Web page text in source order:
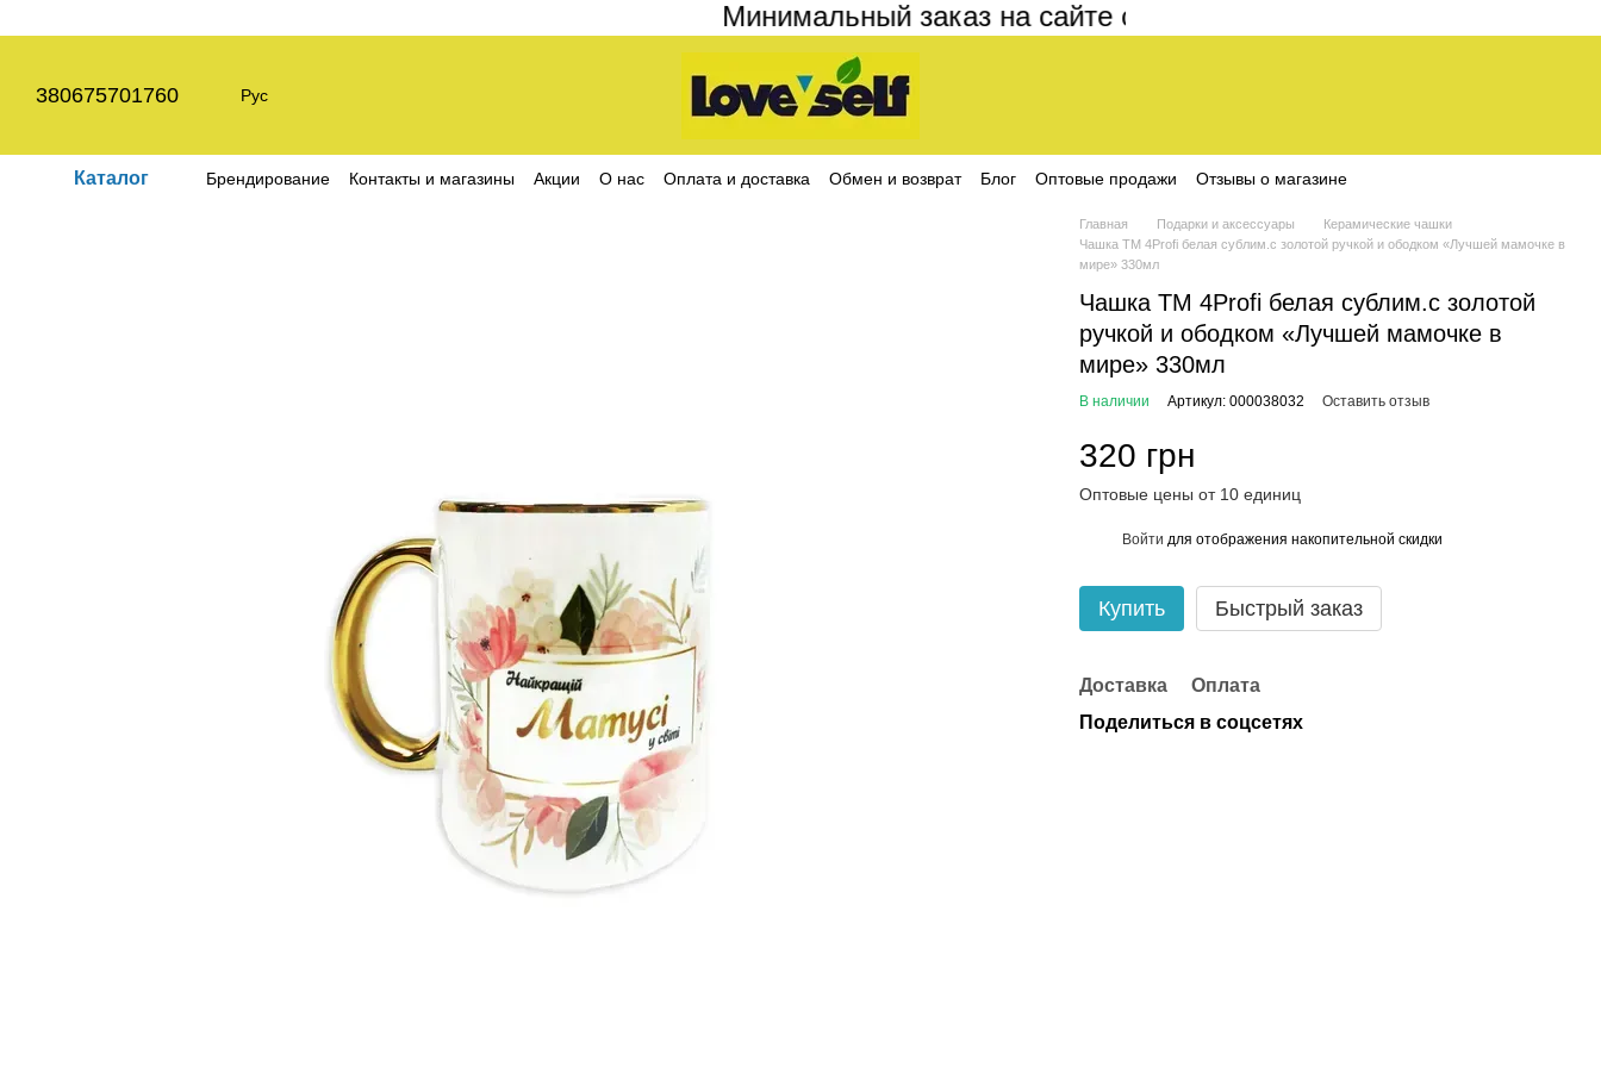
Минимальный заказ на сайте составляет 200 грн
380675701760 Рус
Каталог Брендирование Контакты и магазины Акции О нас Оплата и доставка Обмен и возврат Блог Оптовые продажи
Отзывы о магазине
Главная Подарки и аксессуары
Керамические чашки
Чашка ТМ 4Profi белая сублим.с золотой ручкой и ободком «Лучшей мамочке в
мире» 330мл
Чашка ТМ 4Profi белая сублим.с золотой
ручкой и ободком «Лучшей мамочке в
мире» 330мл
В наличии Артикул: 000038032 Оставить отзыв
320 грн
Оптовые цены от 10 единиц
Войти для отображения накопительной скидки
Купить Быстрый заказ
Доставка
Оплата
Поделиться в соцсетях